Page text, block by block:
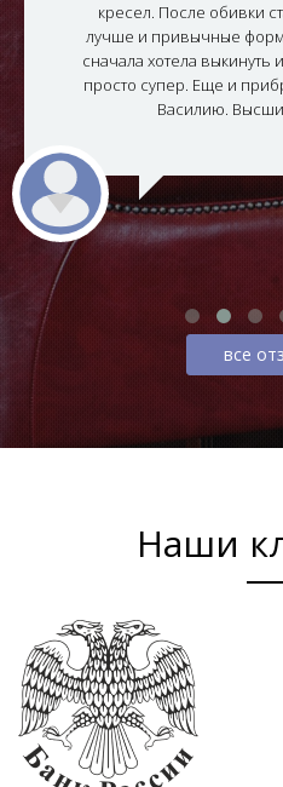
кресел. После обивки
лучше и привычные
сначала хотела выкинуть
просто супер. Еще и
Василию.
все
Наши